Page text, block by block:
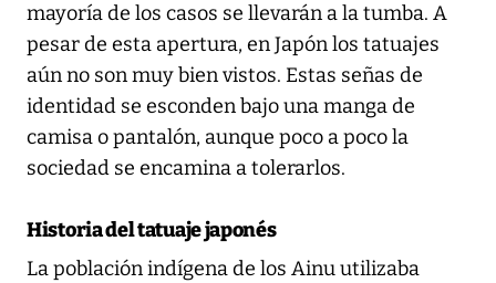
mayoría de los casos se llevarán a la tumba. A
pesar de esta apertura, en Japón los tatuajes
aún no son muy bien vistos. Estas señas de
identidad se esconden bajo una manga de
camisa o pantalón, aunque poco a poco la
sociedad se encamina a tolerarlos.
Historia del tatuaje japonés
La población indígena de los Ainu utilizaba